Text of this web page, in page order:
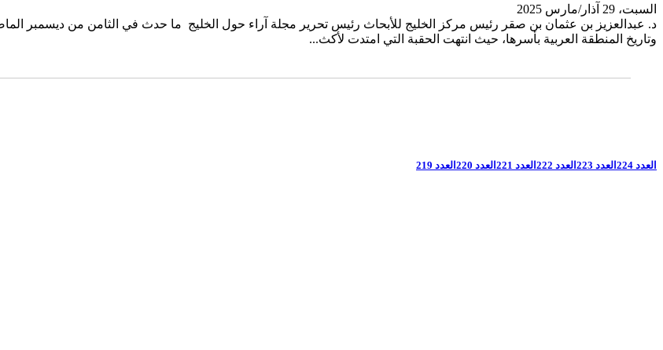
السبت، 29 آذار/مارس 2025
وتاريخ المنطقة العربية بأسرها، حيث انتهت الحقبة التي امتدت لأكث...
العدد 224 العدد 223 العدد 222 العدد 221 العدد 220 العدد 219